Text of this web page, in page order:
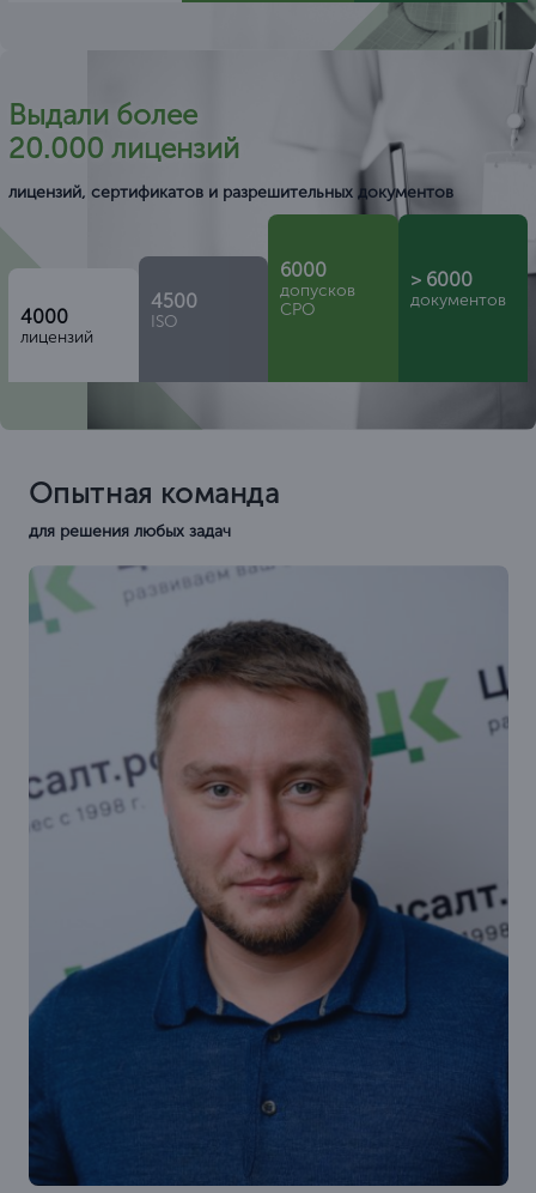
Выдали более
20.000 лицензий
лицензий, сертификатов и разрешительных документов
4000
лицензий
4500
ISO
6000
допусков
СРО
> 6000
документов
Опытная команда
для решения любых задач